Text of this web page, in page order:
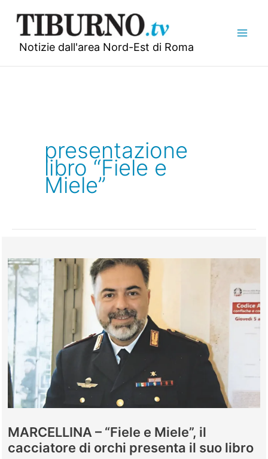
contenuto
Notizie dall'area Nord-Est di Roma
presentazione
libro “Fiele e
Miele”
MARCELLINA – “Fiele e Miele”, il
cacciatore di orchi presenta il suo libro